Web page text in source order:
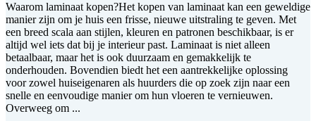
Waarom laminaat kopen?Het kopen van laminaat kan een geweldige
manier zijn om je huis een frisse, nieuwe uitstraling te geven. Met
een breed scala aan stijlen, kleuren en patronen beschikbaar, is er
altijd wel iets dat bij je interieur past. Laminaat is niet alleen
betaalbaar, maar het is ook duurzaam en gemakkelijk te
onderhouden. Bovendien biedt het een aantrekkelijke oplossing
voor zowel huiseigenaren als huurders die op zoek zijn naar een
snelle en eenvoudige manier om hun vloeren te vernieuwen.
Overweeg om ...